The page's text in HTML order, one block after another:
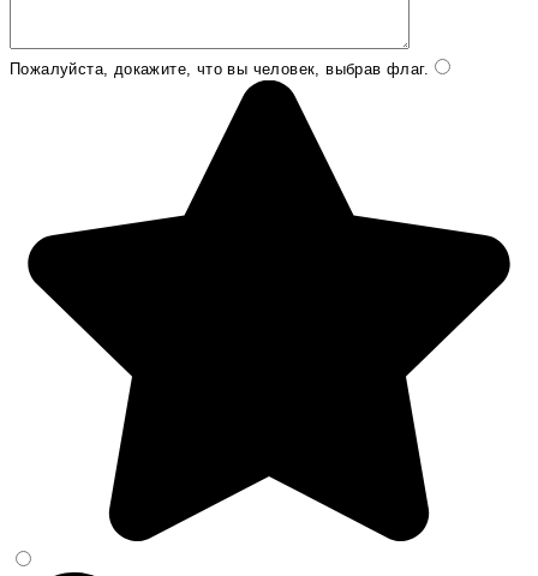
Пожалуйста, докажите, что вы человек, выбрав флаг.